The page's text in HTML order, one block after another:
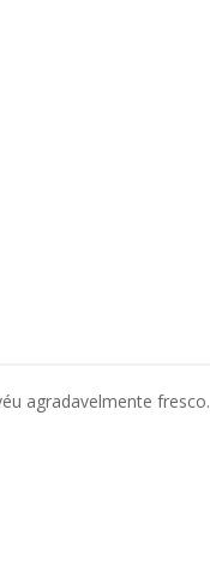
agradavelmente fresco.